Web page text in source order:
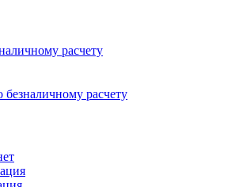
расчету
безналичному расчету